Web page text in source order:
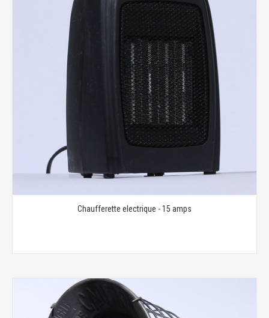
Chaufferette electrique - 15 amps